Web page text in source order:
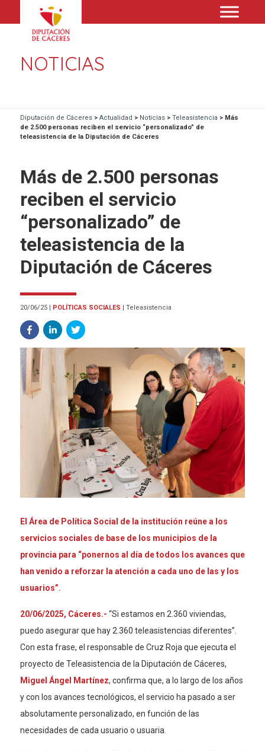
NOTICIAS
Diputación de Cáceres> Actualidad > Noticias> Teleasistencia > Más
de 2.500 personas reciben el servicio “personalizado” de
teleasistencia de la Diputación de Cáceres
Más de 2.500 personas
reciben el servicio
“personalizado” de
teleasistencia de la
Diputación de Cáceres
20/06/25 | POLÍTICAS SOCIALES | Teleasistencia
El Área de Política Social de la institución reúne a los
servicios sociales de base de los municipios de la
provincia para “ponernos al día de todos los avances que
han venido a reforzar la atención a cada uno de las y los
usuarios”.
20/06/2025, Cáceres.- “Si estamos en 2.360 viviendas,
puedo asegurar que hay 2.360 teleasistencias diferentes”.
Con esta frase, el responsable de Cruz Roja que ejecuta el
proyecto de Teleasistencia de la Diputación de Cáceres,
Miguel Ángel Martínez, confirma que, a lo largo de los años
y con los avances tecnológicos, el servicio ha pasado a ser
absolutamente personalizado, en función de las
necesidades de cada usuario o usuaria.